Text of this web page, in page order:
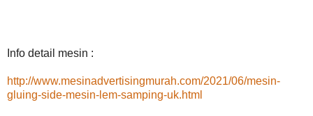
Info detail mesin :
http://www.mesinadvertisingmurah.com/2021/06/mesin-
gluing-side-mesin-lem-samping-uk.html